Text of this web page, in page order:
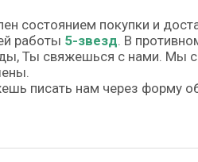
состоянием покупки и
работы 5-звезд. В
Ты свяжешься с нами. Мы
писать нам через форму